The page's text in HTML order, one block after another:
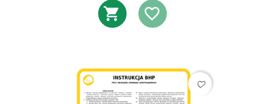
DODAJ DO
DODAJ DO
favorite_border